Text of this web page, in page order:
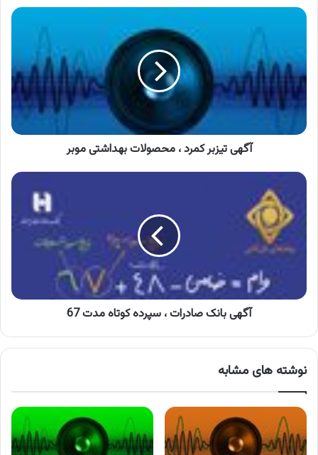
آگهی
،
محصولات
بهداشتی
موبر
آگهی تیزبر کمرد ، محصولات بهداشتی موبر
آگهی
صادرات
سپرده
کوتاه
آگهی بانک صادرات ، سپرده کوتاه مدت 67
نوشته های مشابه